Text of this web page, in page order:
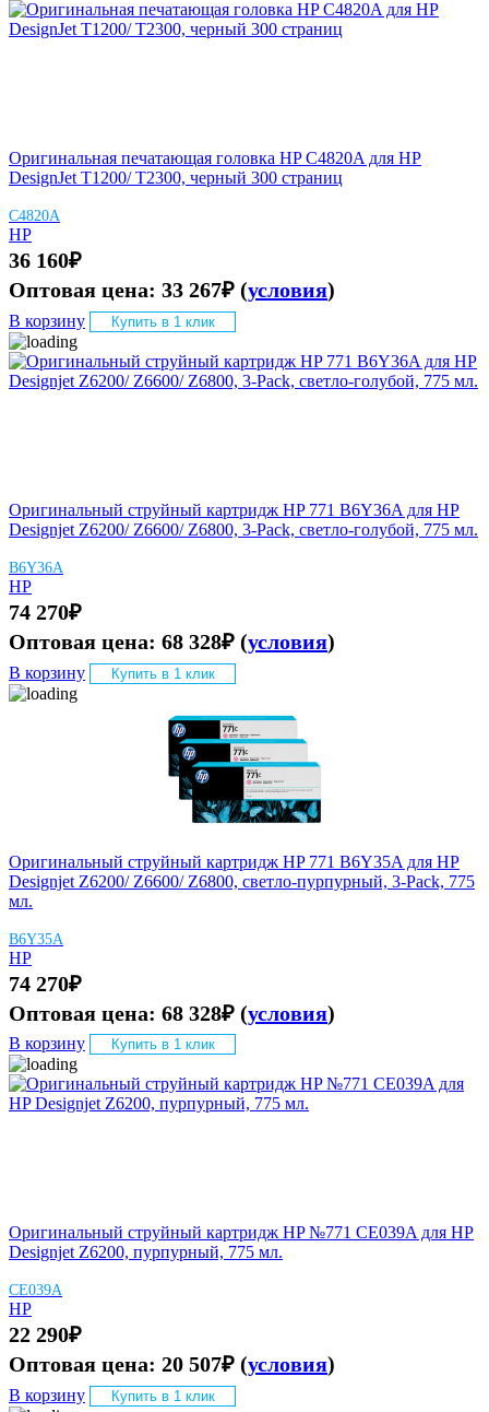
Оригинальная печатающая головка HP C4820A для HP
DesignJet T1200/ T2300, черный 300 страниц
C4820A
HP
36 160₽
Оптовая цена: 33 267₽ (условия)
В корзину Купить в 1 клик
Оригинальный струйный картридж HP 771 B6Y36A для HP
Designjet Z6200/ Z6600/ Z6800, 3-Pack, светло-голубой, 775 мл.
B6Y36A
HP
74 270₽
Оптовая цена: 68 328₽ (условия)
В корзину Купить в 1 клик
Оригинальный струйный картридж HP 771 B6Y35A для HP
Designjet Z6200/ Z6600/ Z6800, светло-пурпурный, 3-Pack, 775
мл.
B6Y35A
HP
74 270₽
Оптовая цена: 68 328₽ (условия)
В корзину Купить в 1 клик
Оригинальный струйный картридж HP №771 CE039A для HP
Designjet Z6200, пурпурный, 775 мл.
CE039A
HP
22 290₽
Оптовая цена: 20 507₽ (условия)
В корзину Купить в 1 клик